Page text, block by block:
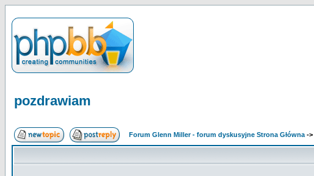
pozdrawiam
Forum Glenn Miller - forum dyskusyjne Strona Główna ->